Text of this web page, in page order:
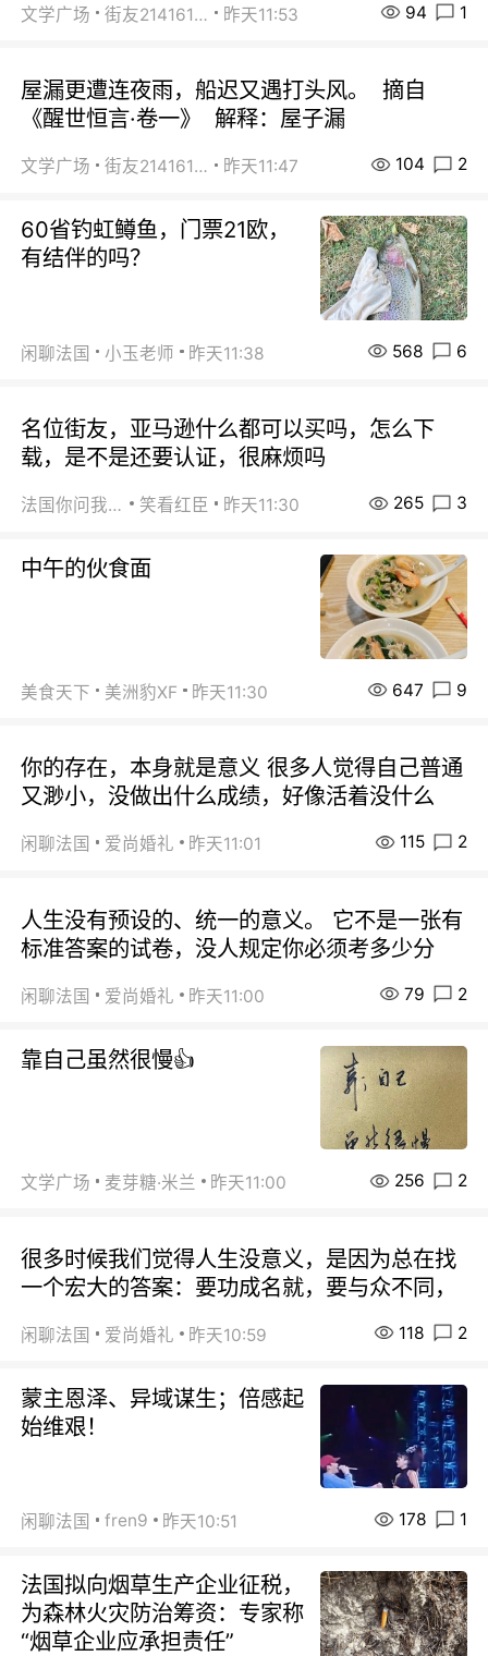
文学广场 街友21416156 昨天11:53 94 1
屋漏更遭连夜雨，船迟又遇打头风。 摘自
《醒世恒言·卷一》 解释：屋子漏
文学广场 街友21416156 昨天11:47 104 2
60省钓虹鳟鱼，门票21欧，
有结伴的吗？
闲聊法国 小玉老师 昨天11:38 568 6
名位街友，亚马逊什么都可以买吗，怎么下
载，是不是还要认证，很麻烦吗
法国你问我答 笑看红臣 昨天11:30 265 3
中午的伙食面
美食天下 美洲豹XF 昨天11:30 647 9
你的存在，本身就是意义 很多人觉得自己普通
又渺小，没做出什么成绩，好像活着没什么
闲聊法国 爱尚婚礼 昨天11:01 115 2
人生没有预设的、统一的意义。 它不是一张有
标准答案的试卷，没人规定你必须考多少分
闲聊法国 爱尚婚礼 昨天11:00 79 2
靠自己虽然很慢👍
文学广场 麦芽糖·米兰 昨天11:00 256 2
很多时候我们觉得人生没意义，是因为总在找
一个宏大的答案：要功成名就，要与众不同，
闲聊法国 爱尚婚礼 昨天10:59 118 2
蒙主恩泽、异域谋生；倍感起
始维艰！
闲聊法国 fren9 昨天10:51 178 1
法国拟向烟草生产企业征税，
为森林火灾防治筹资：专家称
“烟草企业应承担责任”